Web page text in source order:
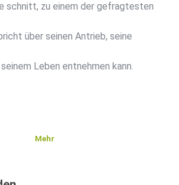
schnitt, zu einem der gefragtesten
über seinen Antrieb, seine
Leben entnehmen kann.
Mehr